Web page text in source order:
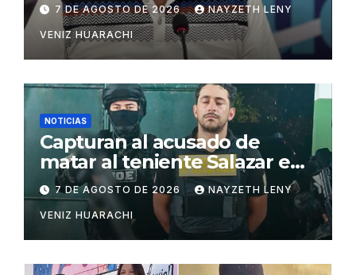
7 DE AGOSTO DE 2026 NAYZETH LENY
VENIZ HUARACHI
NOTICIAS
Capturan al acusado de
matar al teniente Salazar en
San Matías
7 DE AGOSTO DE 2026 NAYZETH LENY
VENIZ HUARACHI